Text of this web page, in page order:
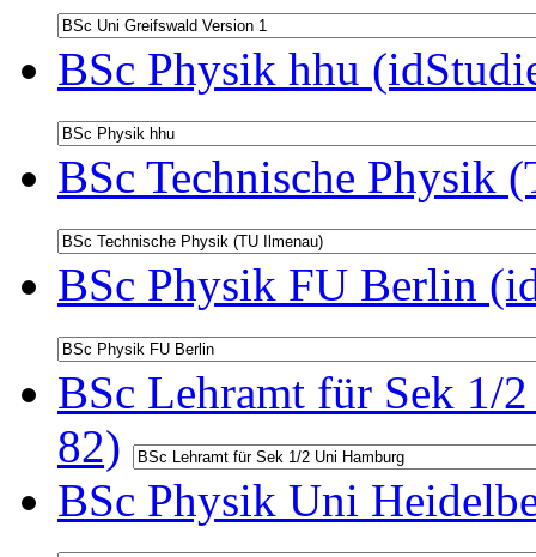
BSc Physik hhu
BSc Technische Physik
BSc Physik FU Berlin
BSc Lehramt für Sek 1/
82)
BSc Physik Uni